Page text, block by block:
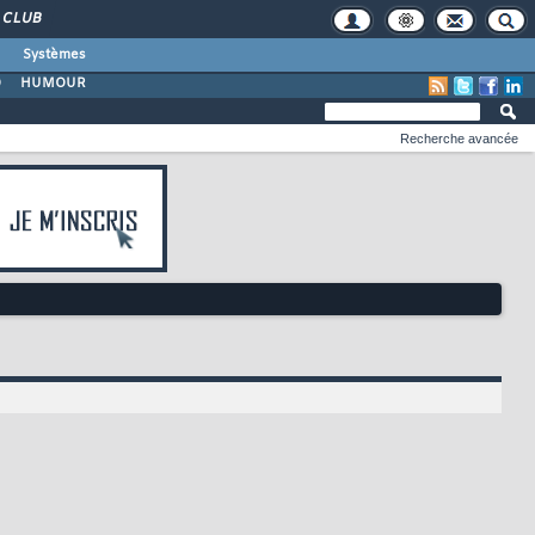
CLUB
Systèmes
HUMOUR
Recherche avancée